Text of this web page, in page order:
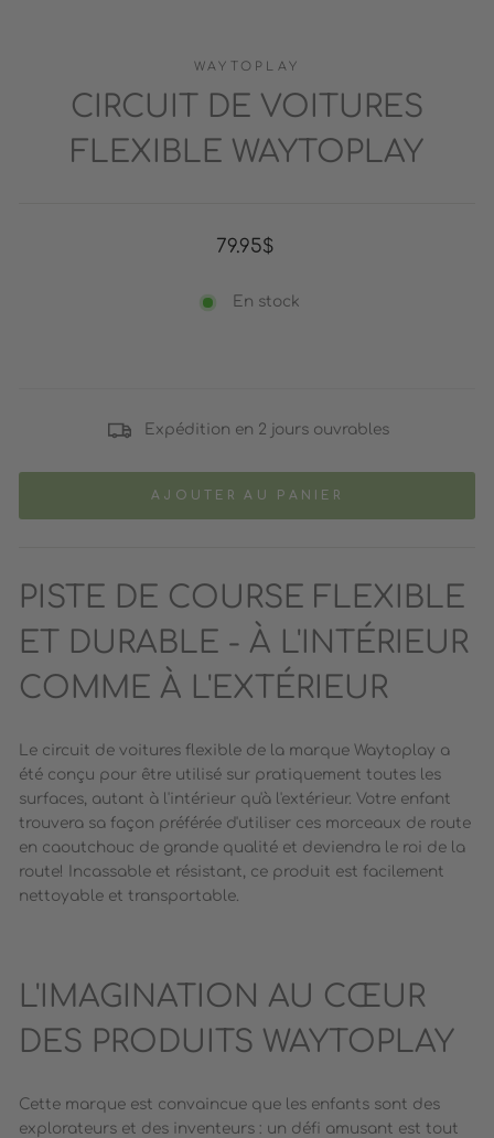
WAYTOPLAY
CIRCUIT DE VOITURES
FLEXIBLE WAYTOPLAY
Prix
79.95$
En stock
Expédition en 2 jours ouvrables
AJOUTER AU PANIER
PISTE DE COURSE FLEXIBLE
ET DURABLE - À L'INTÉRIEUR
COMME À L'EXTÉRIEUR
Le circuit de voitures flexible de la marque Waytoplay a
été conçu pour être utilisé sur pratiquement toutes les
surfaces, autant à l'intérieur qu'à l'extérieur. Votre enfant
trouvera sa façon préférée d'utiliser ces morceaux de route
en caoutchouc de grande qualité et deviendra le roi de la
route! Incassable et résistant, ce produit est facilement
nettoyable et transportable.
L'IMAGINATION AU CŒUR
DES PRODUITS WAYTOPLAY
Cette marque est convaincue que les enfants sont des
explorateurs et des inventeurs : un défi amusant est tout